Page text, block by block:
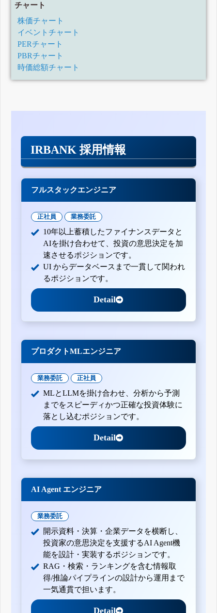
チャート
株価チャート
イベントチャート
PERチャート
PBRチャート
時価総額チャート
IRBANK 採用情報
フルスタックエンジニア
正社員 業務委託
10年以上蓄積したファイナンスデータと
AIを掛け合わせて、投資の意思決定を加
速させるポジションです。
UI からデータベースまで一貫して関われ
るポジションです。
Detail
プロダクトMLエンジニア
業務委託 正社員
MLとLLMを掛け合わせ、分析から予測
までをスピーディかつ正確な投資体験に
落とし込むポジションです。
Detail
AI Agent エンジニア
業務委託
開示資料・決算・企業データを横断し、
投資家の意思決定を支援するAI Agent機
能を設計・実装するポジションです。
RAG・検索・ランキングを含む情報取
得/推論パイプラインの設計から運用まで
一気通貫で担います。
Detail